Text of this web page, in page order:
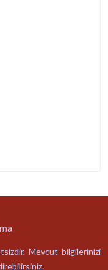
Mevcut bilgilerinizi